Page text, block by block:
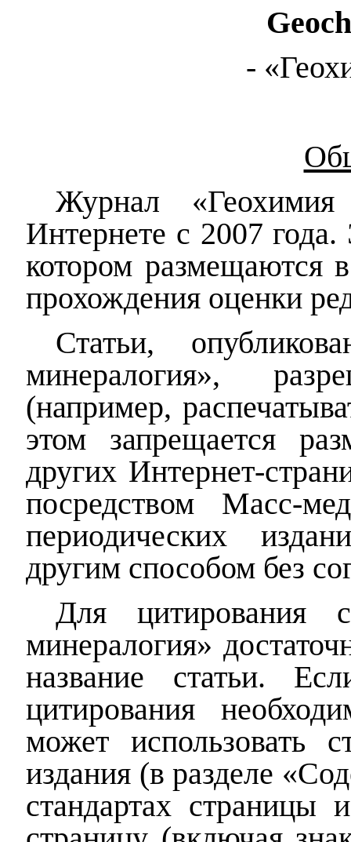
- «
Журнал
Интернете с 2007
котором размещаются
прохождения оценки
Статьи,
минералогия»,
(например,
этом запрещается
других Интернет-
посредством Масс-
периодических
другим способом без
Для цитирования
минералогия»
название статьи.
цитирования
может использовать
издания (в разделе
стандартах